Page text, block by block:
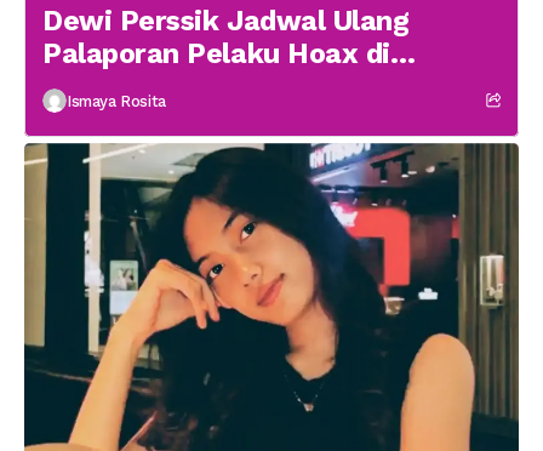
Dewi Perssik Jadwal Ulang
Palaporan Pelaku Hoax di
Medsos
Ismaya Rosita